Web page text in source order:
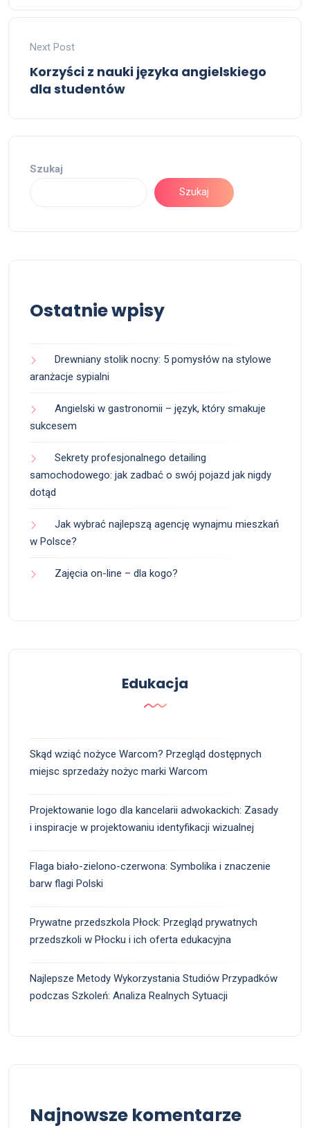
Next Post
Korzyści z nauki języka angielskiego
dla studentów
Szukaj
Szukaj
Ostatnie wpisy
Drewniany stolik nocny: 5 pomysłów na stylowe
aranżacje sypialni
Angielski w gastronomii – język, który smakuje
sukcesem
Sekrety profesjonalnego detailing
samochodowego: jak zadbać o swój pojazd jak nigdy
dotąd
Jak wybrać najlepszą agencję wynajmu mieszkań
w Polsce?
Zajęcia on-line – dla kogo?
Edukacja
Skąd wziąć nożyce Warcom? Przegląd dostępnych
miejsc sprzedaży nożyc marki Warcom
Projektowanie logo dla kancelarii adwokackich: Zasady
i inspiracje w projektowaniu identyfikacji wizualnej
Flaga biało-zielono-czerwona: Symbolika i znaczenie
barw flagi Polski
Prywatne przedszkola Płock: Przegląd prywatnych
przedszkoli w Płocku i ich oferta edukacyjna
Najlepsze Metody Wykorzystania Studiów Przypadków
podczas Szkoleń: Analiza Realnych Sytuacji
Najnowsze komentarze